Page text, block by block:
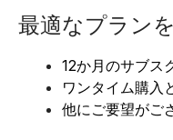
最適なプラン
12か月のサブス
ワンタイム購入
他にご要望がご